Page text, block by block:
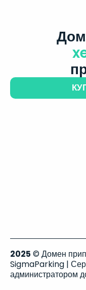
2025 © Домен
SigmaParking |
администратором